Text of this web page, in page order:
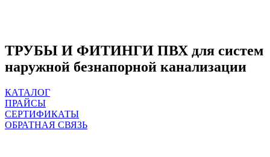
ТРУБЫ И ФИТИНГИ ПВХ для систем
наружной безнапорной канализации
КАТАЛОГ
ПРАЙСЫ
СЕРТИФИКАТЫ
ОБРАТНАЯ СВЯЗЬ